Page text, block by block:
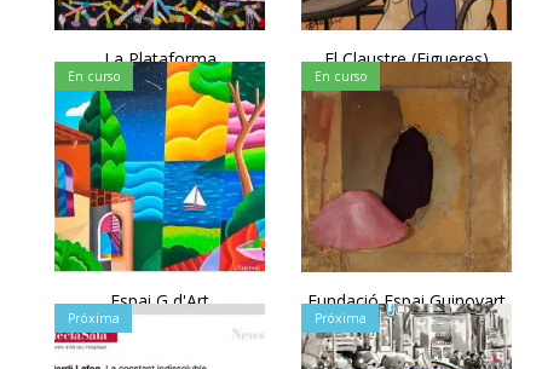
La Plataforma El Claustre (Figueres)
En curso
Espai G d'Art
En curso
Fundació Espai Guinovart
Próxima Próxima